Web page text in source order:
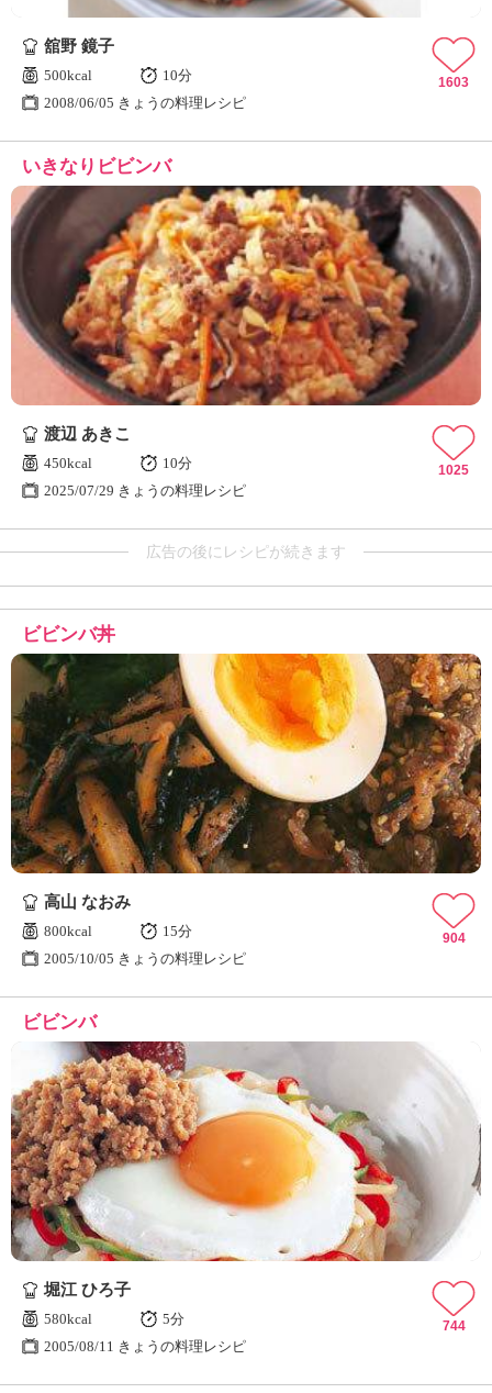
舘野 鏡子
500kcal
10分
2008/06/05 きょうの料理レシピ
1603
いきなりビビンバ
渡辺 あきこ
450kcal
10分
2025/07/29 きょうの料理レシピ
1025
広告の後にレシピが続きます
ビビンバ丼
高山 なおみ
800kcal
15分
2005/10/05 きょうの料理レシピ
904
ビビンバ
堀江 ひろ子
580kcal
5分
2005/08/11 きょうの料理レシピ
744